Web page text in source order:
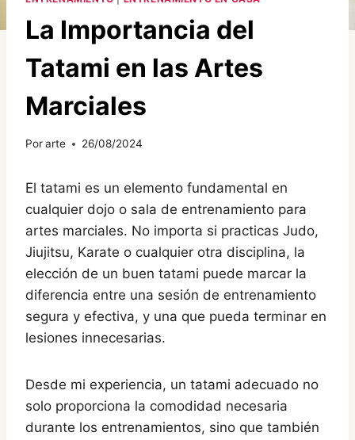
La Importancia del
Tatami en las Artes
Marciales
Porarte 26/08/2024
El tatami es un elemento fundamental en
cualquier dojo o sala de entrenamiento para
artes marciales. No importa si practicas Judo,
Jiujitsu, Karate o cualquier otra disciplina, la
elección de un buen tatami puede marcar la
diferencia entre una sesión de entrenamiento
segura y efectiva, y una que pueda terminar en
lesiones innecesarias.
Desde mi experiencia, un tatami adecuado no
solo proporciona la comodidad necesaria
durante los entrenamientos, sino que también